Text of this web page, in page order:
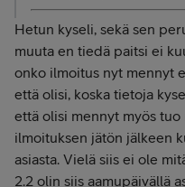
Hetun kyseli, sekä sen
muuta en tiedä paitsi ei
onko ilmoitus nyt mennyt
että olisi, koska tietoja
että olisi mennyt myös
ilmoituksen jätön jälkeen
asiasta. Vielä siis ei ole
2.2 olin siis aamupäivällä